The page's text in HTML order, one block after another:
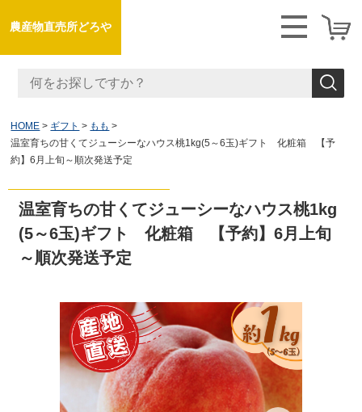
農産物直売所どろや
HOME ギフト
もも
温室育ちの甘くてジューシーなハウス桃1kg(5～6玉)ギフト 化粧箱 【予
約】6月上旬～順次発送予定
温室育ちの甘くてジューシーなハウス桃1kg
(5～6玉)ギフト 化粧箱 【予約】6月上旬
～順次発送予定